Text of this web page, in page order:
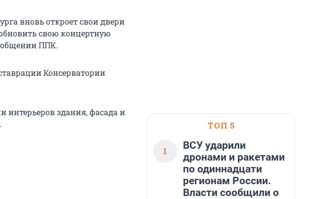
вновь откроет свои двери
свою концертную
ППК.
Консерватории
интерьеров здания, фасада и
. ТОП 5
1
ВСУ ударили
дронами и ракетами
по одиннадцати
регионам России.
Власти сообщили о